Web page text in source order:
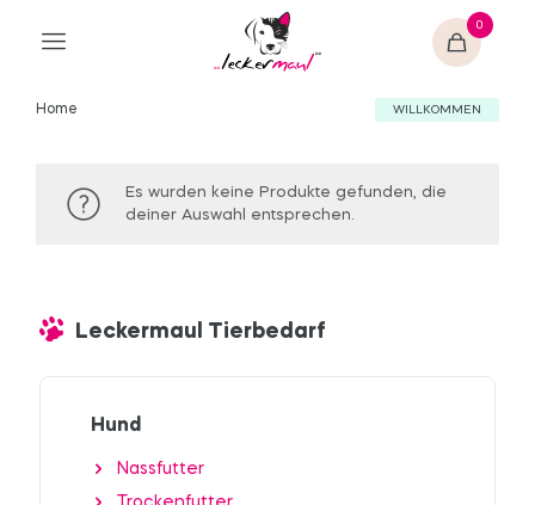
0
Home WILLKOMMEN
Es wurden keine Produkte gefunden, die
deiner Auswahl entsprechen.
Leckermaul Tierbedarf
Hund
Nassfutter